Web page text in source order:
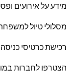
מידע על אירועים
מסלולי טיול
רכישת כרטיסי
הצטרפו לחברות